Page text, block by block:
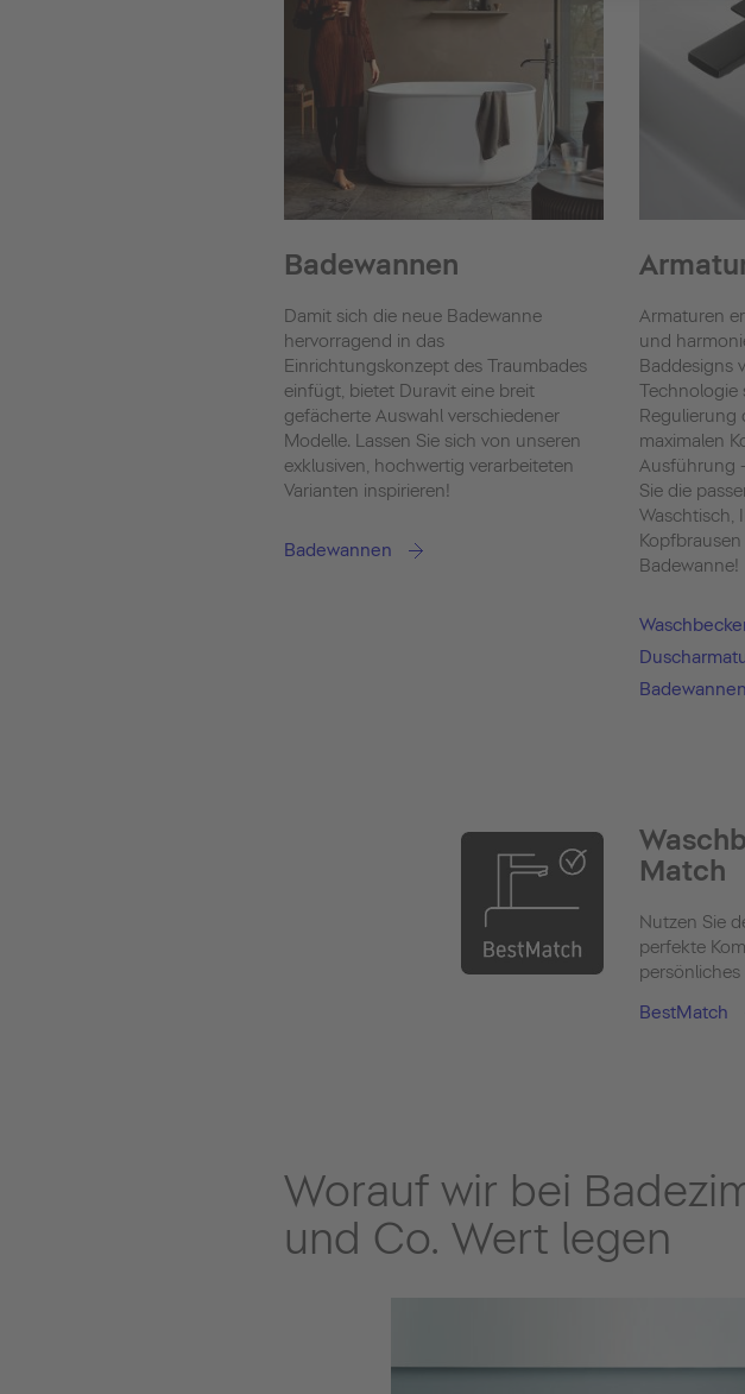
Badewannen
Damit sich die neue Badewanne
hervorragend in das
Einrichtungskonzept des Traumbades
einfügt, bietet Duravit eine breit
gefächerte Auswahl verschiedener
Modelle. Lassen Sie sich von unseren
exklusiven, hochwertig verarbeiteten
Varianten inspirieren!
Badewannen
Armaturen
und
Baddesigns
Technologie
Regulierung
maximalen
Ausführung
Sie die
Waschtisch,
Badewanne!
Match
Nutzen Sie
perfekte
persönliches
BestMatch
Worauf wir bei
und Co. Wert legen